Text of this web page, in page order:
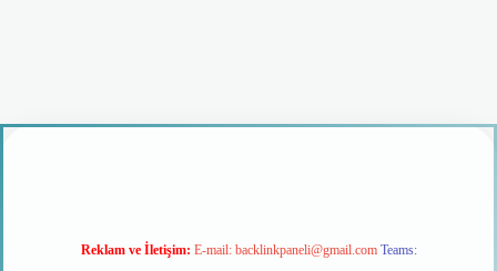
Reklam ve İletişim: E-mail: backlinkpaneli@gmail.com Teams: